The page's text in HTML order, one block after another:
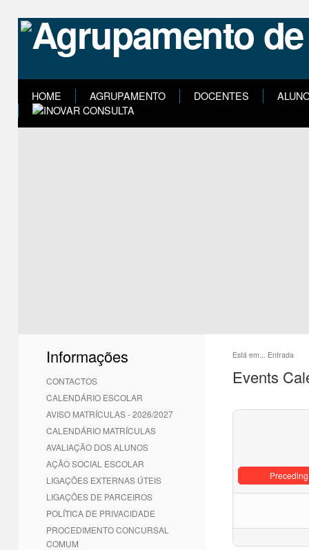
HOME AGRUPAMENTO DOCENTES
Informações
CONTACTOS
CALENDÁRIO ESCOLAR
AVISO MATRÍCULAS - 2026/2027
CALENDÁRIO MATRÍCULAS
AVALIAÇÃO DOS ALUNOS
AÇÃO SOCIAL ESCOLAR
LIGAÇÕES EXTERNAS ÚTEIS
LIGAÇÕES DE PARCEIROS
POLÍTICA DE PRIVACIDADE
PROCEDIMENTO CONCURSAL
COMUM
Está em... Entrada
Events